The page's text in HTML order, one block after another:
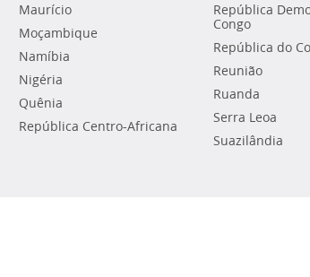
Maurício
Moçambique
Namíbia
Nigéria
Quênia
República Centro-Africana
República
Congo
República do
Reunião
Ruanda
Serra Leoa
Suazilândia